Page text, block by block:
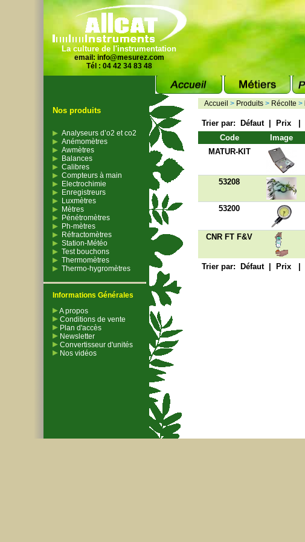
La culture de l'instrumentation
email: info@mesurez.com
Tél : 04 42 34 83 48
Nos produits
Analyseurs d’o2 et co2
Anémomètres
Awmètres
Balances
Calibres
Compteurs à main
Electrochimie
Enregistreurs
Luxmètres
Mètres
Pénétromètres
Ph-mètres
Réfractomètres
Station-Météo
Test bouchons
Thermomètres
Thermo-hygromètres
Informations Générales
A propos
Conditions de vente
Plan d'accès
Newsletter
Convertisseur d'unités
Nos vidéos
Accueil > Produits > Récolte >
Trier par: Défaut| Prix
Code
Image
MATUR-KIT
53208
53200
CNR FT F&V
Trier par: Défaut| Prix